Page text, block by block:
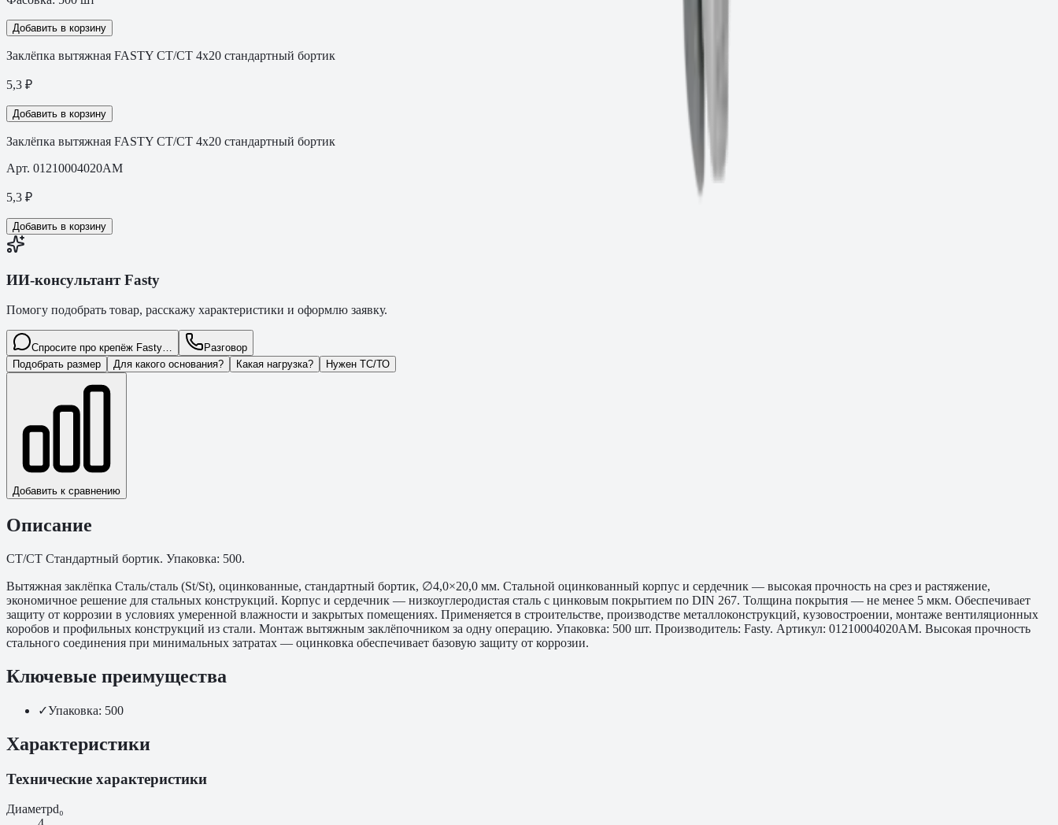
Добавить в корзину
Заклёпка вытяжная FASTY СТ/СТ 4х20 стандартный бортик
5,3 ₽
Добавить в корзину
Заклёпка вытяжная FASTY СТ/СТ 4х20 стандартный бортик
Арт. 01210004020AM
5,3 ₽
Добавить в корзину
ИИ-консультант Fasty
Помогу подобрать товар, расскажу характеристики и оформлю заявку.
Спросите про крепёж Fasty…
Разговор
Подобрать размер
Для какого основания? Какая нагрузка? Нужен ТС/ТО
Добавить к сравнению
Описание
СТ/СТ Стандартный бортик. Упаковка: 500.
Вытяжная заклёпка Сталь/сталь (St/St), оцинкованные, стандартный бортик, ∅4,0×20,0 мм. Стальной оцинкованный корпус и сердечник — высокая прочность на срез и растяжение,
экономичное решение для стальных конструкций. Корпус и сердечник — низкоуглеродистая сталь с цинковым покрытием по DIN 267. Толщина покрытия — не менее 5 мкм. Обеспечивает
защиту от коррозии в условиях умеренной влажности и закрытых помещениях. Применяется в строительстве, производстве металлоконструкций, кузовостроении, монтаже вентиляционных
коробов и профильных конструкций из стали. Монтаж вытяжным заклёпочником за одну операцию. Упаковка: 500 шт. Производитель: Fasty. Артикул: 01210004020AM. Высокая прочность
стального соединения при минимальных затратах — оцинковка обеспечивает базовую защиту от коррозии.
Ключевые преимущества
✓Упаковка: 500
Характеристики
Технические характеристики
Диаметрd₀